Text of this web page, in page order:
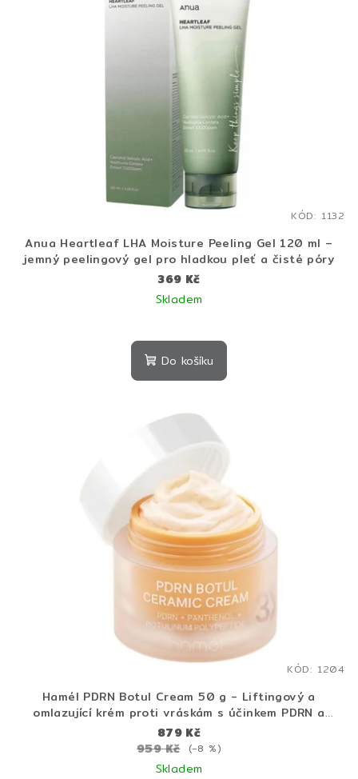
Anua Heartleaf LHA Moisture Peeling Gel 120 ml –
jemný peelingový gel pro hladkou pleť a čisté póry
369 Kč
Skladem
Do košíku
KÓD: 1132
Hamél PDRN Botul Cream 50 g - Liftingový a
omlazující krém proti vráskám s účinkem PDRN a
botulotoxinovým peptidem
879 Kč
959 Kč
(–8 %)
Skladem
KÓD: 1204